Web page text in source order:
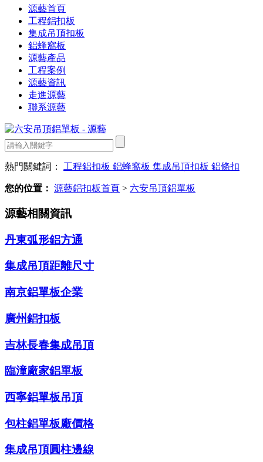
源藝首頁
工程鋁扣板
集成吊頂扣板
鋁蜂窩板
源藝產品
工程案例
源藝資訊
走進源藝
聯系源藝
熱門關鍵詞： 工程鋁扣板 鋁蜂窩板 集成吊頂扣板 鋁條扣
您的位置： 源藝鋁扣板首頁 > 六安吊頂鋁單板
源藝相關資訊
丹東弧形鋁方通
集成吊頂距離尺寸
南京鋁單板企業
廣州鋁扣板
吉林長春集成吊頂
臨潼廠家鋁單板
西寧鋁單板吊頂
包柱鋁單板廠價格
集成吊頂圓柱邊線